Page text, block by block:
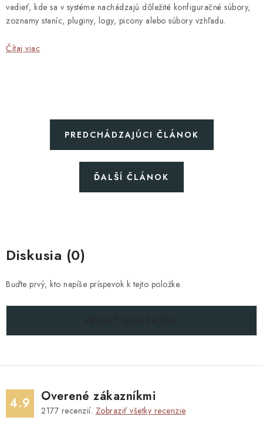
vedieť, kde sa v systéme nachádzajú dôležité konfiguračné súbory,
zoznamy staníc, pluginy, logy, picony alebo súbory vzhľadu.
Čítaj viac
PREDCHÁDZAJÚCI ČLÁNOK
ĎALŠÍ ČLÁNOK
Diskusia (0)
Buďte prvý, kto napíše príspevok k tejto položke.
4.9 Overené zákazníkmi
2177 recenzií. Zobraziť všetky recenzie